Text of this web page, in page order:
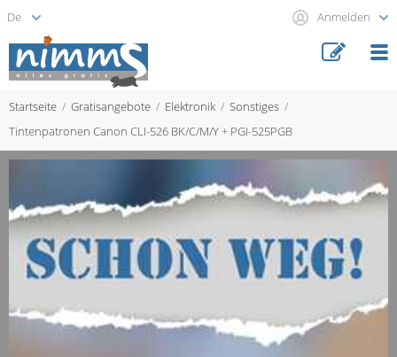
Anmelden
Startseite Gratisangebote Elektronik
Sonstiges
Tintenpatronen Canon CLI-526 BK/C/M/Y + PGI-525PGB